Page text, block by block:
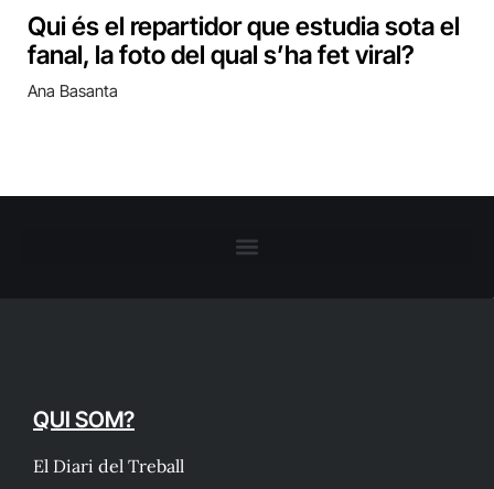
Qui és el repartidor que estudia sota el
fanal, la foto del qual s’ha fet viral?
Ana Basanta
QUI SOM?
El Diari del Treball